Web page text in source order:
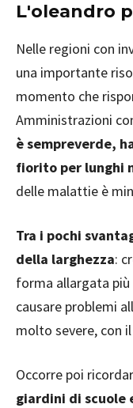
L'oleandro
Nelle regioni con
una importante
momento che
Amministrazioni
è sempreverde,
fiorito per lunghi
delle malattie è
Tra i pochi
della larghezza:
forma allargata più
causare problemi
molto severe, con
Occorre poi
giardini di scuole